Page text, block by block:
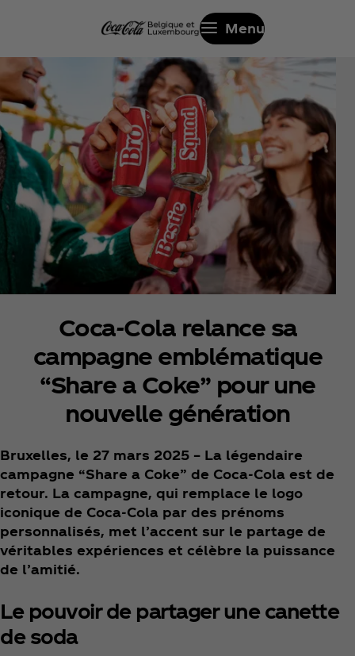
Menu
Coca‑Cola relance sa
campagne emblématique
“Share a Coke” pour une
nouvelle génération
Bruxelles, le 27 mars 2025 – La légendaire
campagne “Share a Coke” de Coca‑Cola est de
retour. La campagne, qui remplace le logo
iconique de Coca‑Cola par des prénoms
personnalisés, met l’accent sur le partage de
véritables expériences et célèbre la puissance
de l’amitié.
Le pouvoir de partager une canette
de soda